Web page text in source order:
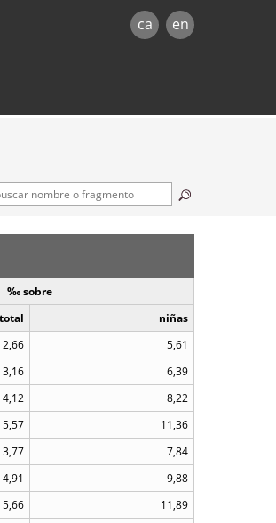
ca en
‰ sobre
total
niñas
2,66
5,61
3,16
6,39
4,12
8,22
5,57
11,36
3,77
7,84
4,91
9,88
5,66
11,89